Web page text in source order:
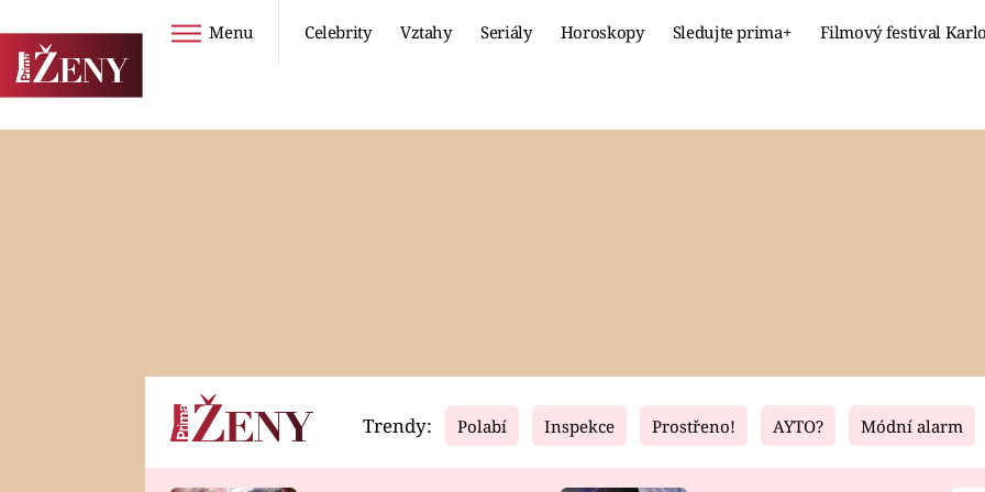
Menu Celebrity Vztahy Seriály Horoskopy Sledujte prima+ Filmový festival
Horoskopy Video Fresh Living
Trendy: Polabí Inspekce Prostřeno! AYTO? Módní alarm